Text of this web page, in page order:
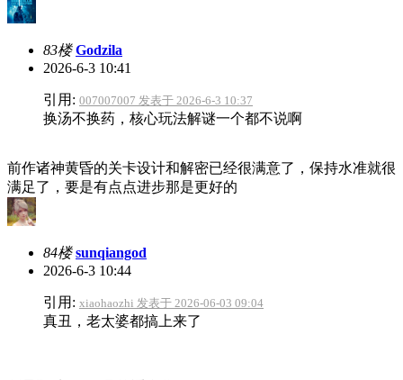
83楼 Godzila
2026-6-3 10:41
引用: 007007007 发表于 2026-6-3 10:37
换汤不换药，核心玩法解谜一个都不说啊
前作诸神黄昏的关卡设计和解密已经很满意了，保持水准就很
满足了，要是有点点进步那是更好的
84楼 sunqiangod
2026-6-3 10:44
引用: xiaohaozhi 发表于 2026-06-03 09:04
真丑，老太婆都搞上来了